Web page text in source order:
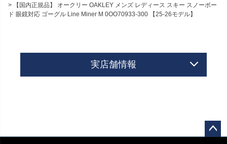
【国内正規品】 オークリー OAKLEY メンズ レディース スキー スノーボー
ド 眼鏡対応 ゴーグル Line Miner M 0OO70933-300 【25-26モデル】
実店舗情報